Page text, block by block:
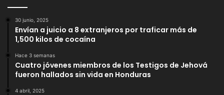
30 junio, 2025
Envían a juicio a 8 extranjeros por traficar más de
1,500 kilos de cocaína
Hace 3 semanas
Cuatro jóvenes miembros de los Testigos de Jehová
fueron hallados sin vida en Honduras
4 abril, 2025